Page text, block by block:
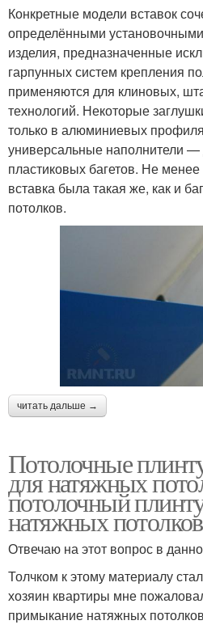
Конкретные модели вставок
определёнными установочными
изделия, предназначенные
гарпунных систем крепления
применяются для клиновых,
технологий. Некоторые
только в алюминиевых
универсальные наполнители —
пластиковых багетов. Не
вставка была такая же, как и
потолков.
читать дальше →
Потолочные
для натяжных
потолочный
натяжных потолков
Отвечаю на этот вопрос в
Толчком к этому материалу
хозяин квартиры мне
примыкание натяжных